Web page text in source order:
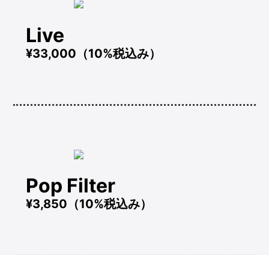
Live
¥33,000（10%税込み）
Pop Filter
¥3,850（10%税込み）